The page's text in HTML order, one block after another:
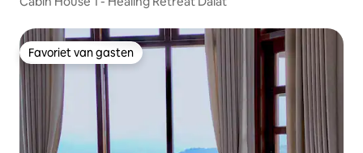
Favoriet van gasten
Favoriet van gasten